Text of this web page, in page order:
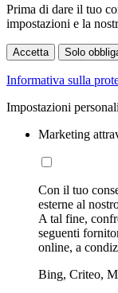
Prima di dare il tuo
impostazioni e la
Accetta Solo
Informativa sulla
Impostazioni
Marketing
Con il tuo
esterne al
A tal fine,
seguenti
online, a
Bing, Criteo,